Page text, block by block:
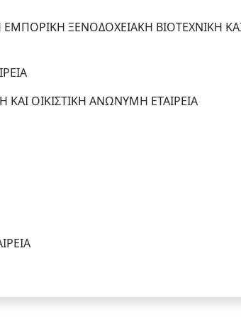
ΞΕΝΟΔΟΧΕΙΑΚΗ ΒΙΟΤΕΧΝΙΚΗ
ΟΙΚΙΣΤΙΚΗ ΑΝΩΝΥΜΗ ΕΤΑΙΡΕΙΑ